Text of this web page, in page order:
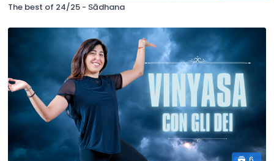
The best of 24/25 - Sādhana